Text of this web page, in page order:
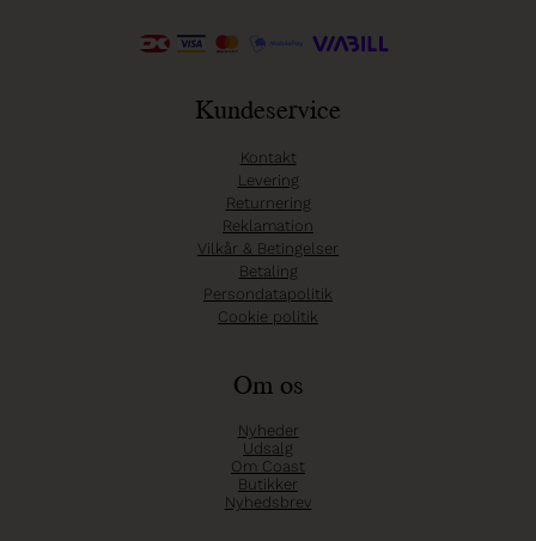
Kundeservice
Kontakt
Levering
Returnering
Reklamation
Vilkår & Betingelser
Betaling
Persondatapolitik
Cookie politik
Om os
Nyheder
Udsalg
Om Coast
Butikker
Nyhedsbrev